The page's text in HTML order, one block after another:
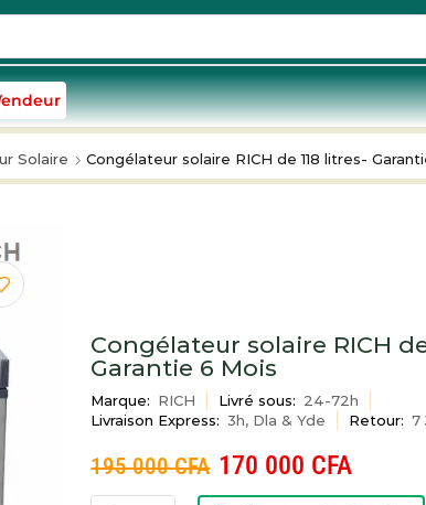
Solaire Congélateur solaire RICH de 118 litres-
Congélateur solaire RICH
Garantie 6 Mois
Marque: RICH Livré sous: 24-72h
Livraison Express: 3h, Dla & Yde Retour: 7
195 000CFA 170 000 CFA